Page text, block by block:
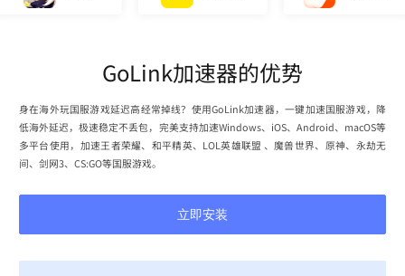
GoLink加速器的优势
身在海外玩国服游戏延迟高经常掉线？使用GoLink加速器，一键加速国服游戏，降
低海外延迟，极速稳定不丢包，完美支持加速Windows、iOS、Android、macOS等
多平台使用，加速王者荣耀、和平精英、LOL英雄联盟 、魔兽世界、原神、永劫无
间、剑网3、CS:GO等国服游戏。
立即安装